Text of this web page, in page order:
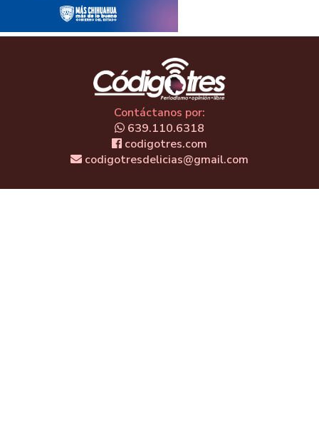
Contáctanos por:
639.110.6318
codigotres.com
codigotresdelicias@gmail.com